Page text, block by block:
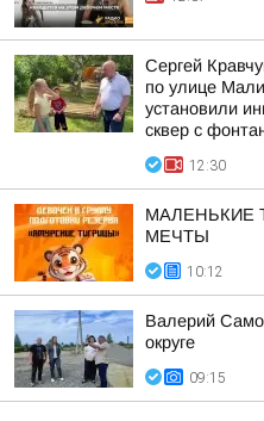
Сергей
по улице
установили
сквер с
12:30
МАЛЕНЬКИЕ
МЕЧТЫ
10:12
Валерий
округе
09:15